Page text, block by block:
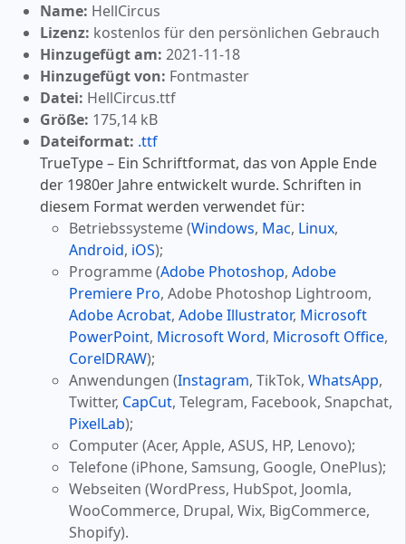
Name: HellCircus
Lizenz: kostenlos für den persönlichen Gebrauch
Hinzugefügt am: 2021-11-18
Hinzugefügt von: Fontmaster
Datei: HellCircus.ttf
Größe: 175,14 kB
Dateiformat: .ttf
TrueType – Ein Schriftformat, das von Apple Ende
der 1980er Jahre entwickelt wurde. Schriften in
diesem Format werden verwendet für:
Betriebssysteme (Windows, Mac, Linux,
Android, iOS);
Programme (Adobe Photoshop, Adobe
Premiere Pro, Adobe Photoshop Lightroom,
Adobe Acrobat, Adobe Illustrator, Microsoft
PowerPoint, Microsoft Word, Microsoft Office,
CorelDRAW);
Anwendungen (Instagram, TikTok, WhatsApp,
Twitter, CapCut, Telegram, Facebook, Snapchat,
PixelLab);
Computer (Acer, Apple, ASUS, HP, Lenovo);
Telefone (iPhone, Samsung, Google, OnePlus);
Webseiten (WordPress, HubSpot, Joomla,
WooCommerce, Drupal, Wix, BigCommerce,
Shopify).